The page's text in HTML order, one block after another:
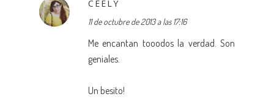
CEELY
11 de octubre de 2013 a las 17:16
Me encantan tooodos la verdad. Son
geniales.
Un besito!